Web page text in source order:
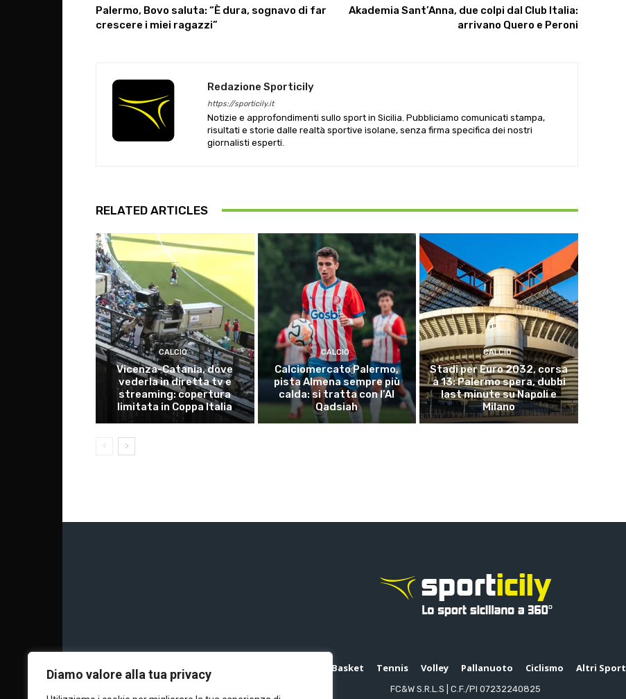
Diamo valore alla tua privacy
Palermo, Bovo saluta: “È dura, sognavo di far
crescere i miei ragazzi”
Akademia Sant’Anna, due colpi dal Club Italia:
arrivano Quero e Peroni
Redazione Sporticily
https://sporticily.it
Notizie e approfondimenti sullo sport in Sicilia. Pubbliciamo comunicati stampa,
risultati e storie dalle realtà sportive isolane, senza firma specifica dei nostri
giornalisti esperti.
RELATED ARTICLES
CALCIO
Vicenza-Catania, dove
vederla in diretta tv e
streaming: copertura
limitata in Coppa Italia
CALCIO
Calciomercato Palermo,
pista Almena sempre più
calda: si tratta con l’Al
Qadsiah
CALCIO
Stadi per Euro 2032, corsa
a 13: Palermo spera, dubbi
last minute su Napoli e
Milano
Basket Tennis Volley Pallanuoto Ciclismo Altri Sport
FC&W S.R.L.S | C.F./PI 07232240825